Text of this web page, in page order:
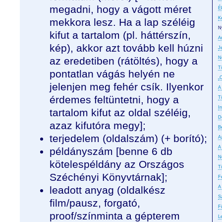
A
A
A
megadni, hogy a vágott méret
mekkora lesz. Ha a lap széléig
kifut a tartalom (pl. háttérszín,
kép), akkor azt tovább kell húzni
az eredetiben (rátöltés), hogy a
pontatlan vágás helyén ne
jelenjen meg fehér csík. Ilyenkor
érdemes feltüntetni, hogy a
tartalom kifut az oldal széléig,
azaz kifutóra megy];
terjedelem (oldalszám) (+ borító);
példányszám [benne 6 db
kötelespéldány az Országos
Széchényi Könyvtárnak];
leadott anyag (oldalkész
film/pausz, forgató,
proof/színminta a gépterem